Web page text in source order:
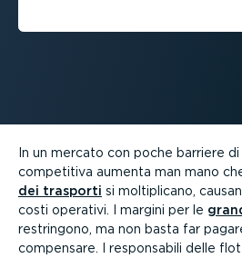
In un mercato con poche barriere di
competitiva aumenta man mano
dei trasporti si molti­plicano,
costi operativi. I margini per le
restringono, ma non basta far
compensare. I respon­sabili delle